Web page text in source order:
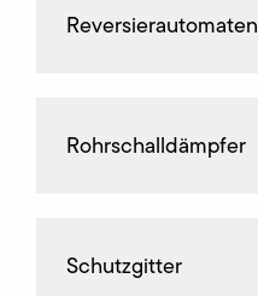
Reversierautomaten
Rohrschalldämpfer
Schutzgitter